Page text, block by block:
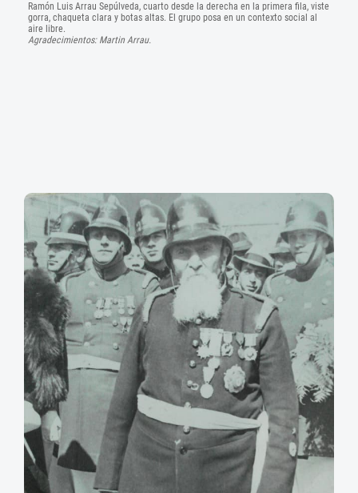
Ramón Luis Arrau Sepúlveda, cuarto desde la derecha en la primera fila, viste
gorra, chaqueta clara y botas altas. El grupo posa en un contexto social al
aire libre.
Agradecimientos: Martin Arrau.